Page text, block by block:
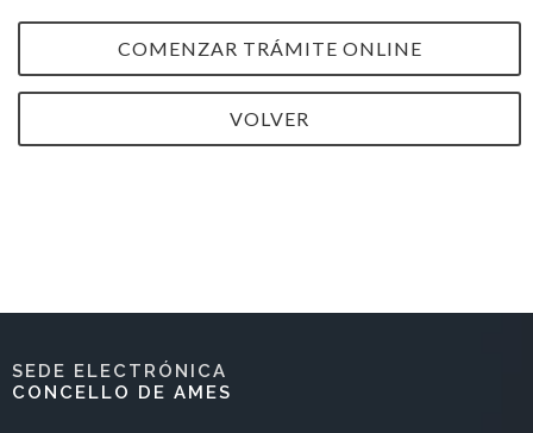
COMENZAR TRÁMITE ONLINE
VOLVER
SEDE ELECTRÓNICA
CONCELLO DE AMES